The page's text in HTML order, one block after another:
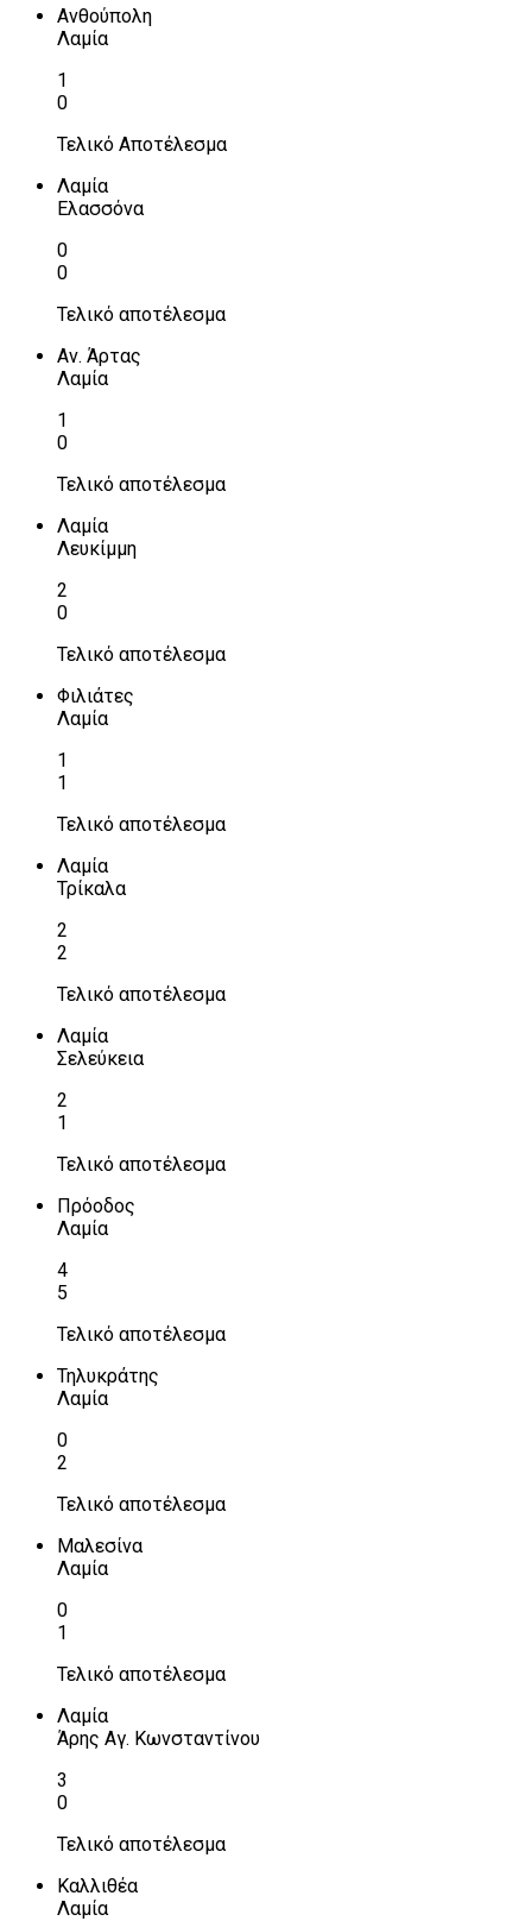
Ανθούπολη
Λαμία
1
0
Τελικό Αποτέλεσμα
Λαμία
Ελασσόνα
0
0
Τελικό αποτέλεσμα
Αν. Άρτας
Λαμία
1
0
Τελικό αποτέλεσμα
Λαμία
Λευκίμμη
2
0
Τελικό αποτέλεσμα
Φιλιάτες
Λαμία
1
1
Τελικό αποτέλεσμα
Λαμία
Τρίκαλα
2
2
Τελικό αποτέλεσμα
Λαμία
Σελεύκεια
2
1
Τελικό αποτέλεσμα
Πρόοδος
Λαμία
4
5
Τελικό αποτέλεσμα
Τηλυκράτης
Λαμία
0
2
Τελικό αποτέλεσμα
Μαλεσίνα
Λαμία
0
1
Τελικό αποτέλεσμα
Λαμία
Άρης Αγ. Κωνσταντίνου
3
0
Τελικό αποτέλεσμα
Καλλιθέα
Λαμία